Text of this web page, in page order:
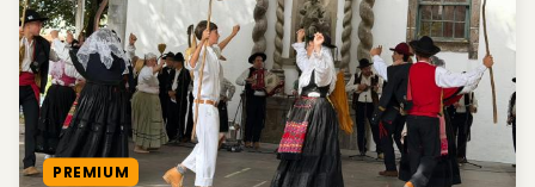
PREMIUM